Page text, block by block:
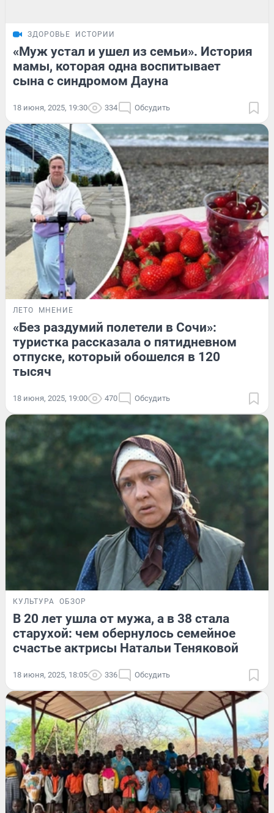
ЗДОРОВЬЕ ИСТОРИИ
«Муж устал и ушел из семьи». История
мамы, которая одна воспитывает
сына с синдромом Дауна
18 июня, 2025, 19:30 334 Обсудить
ЛЕТО МНЕНИЕ
«Без раздумий полетели в Сочи»:
туристка рассказала о пятидневном
отпуске, который обошелся в 120
тысяч
18 июня, 2025, 19:00 470 Обсудить
КУЛЬТУРА ОБЗОР
В 20 лет ушла от мужа, а в 38 стала
старухой: чем обернулось семейное
счастье актрисы Натальи Теняковой
18 июня, 2025, 18:05 336 Обсудить